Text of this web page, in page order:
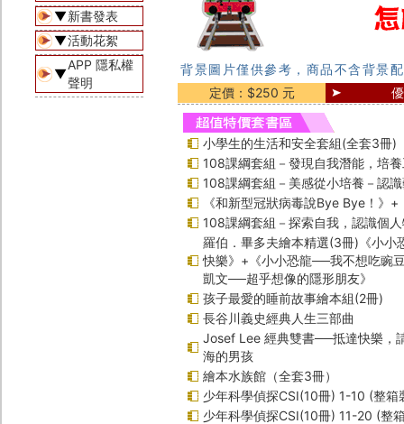
▼新書發表
▼活動花絮
▼
APP 隱私權
聲明
背景圖片僅供參考，商品不含背景
定價：$250 元
小學生的生活和安全套組(全套3冊)
108課綱套組－發現自我潛能，培
108課綱套組－美感從小培養－認
《和新型冠狀病毒說Bye Bye！》
108課綱套組－探索自我，認識個
羅伯．畢多夫繪本精選(3冊)《小小
快樂》+《小小恐龍──我不想吃豌
凱文──超乎想像的隱形朋友》
孩子最愛的睡前故事繪本組(2冊)
長谷川義史經典人生三部曲
Josef Lee 經典雙書──抵達快樂，
海的男孩
繪本水族館（全套3冊）
少年科學偵探CSI(10冊) 1-10 (整箱
少年科學偵探CSI(10冊) 11-20 (整